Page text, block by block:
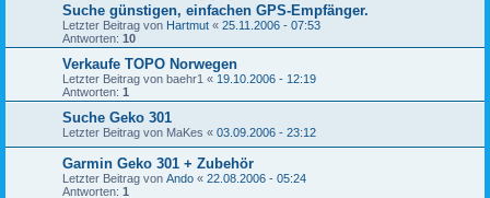
Suche günstigen, einfachen GPS-Empfänger.
Letzter Beitrag von Hartmut « 25.11.2006 - 07:53
Antworten: 10
Verkaufe TOPO Norwegen
Letzter Beitrag von baehr1 « 19.10.2006 - 12:19
Antworten: 1
Suche Geko 301
Letzter Beitrag von MaKes « 03.09.2006 - 23:12
Garmin Geko 301 + Zubehör
Letzter Beitrag von Ando « 22.08.2006 - 05:24
Antworten: 1